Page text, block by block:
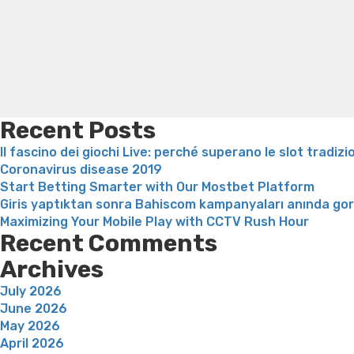
Recent Posts
Il fascino dei giochi Live: perché superano le slot
Coronavirus disease 2019
Start Betting Smarter with Our Mostbet Platform
Giris yaptıktan sonra Bahiscom kampanyaları anında
Maximizing Your Mobile Play with CCTV Rush Hour
Recent Comments
Archives
July 2026
June 2026
May 2026
April 2026